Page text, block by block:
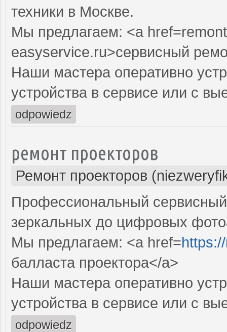
техники в Москве.
Мы предлагаем: <a
easyservice.ru>сервисный
Наши мастера оперативно
устройства в сервисе или с
odpowiedz
ремонт проекторов
Ремонт проекторов
Профессиональный
зеркальных до цифровых
Мы предлагаем: <a href=
балласта проектора</a>
Наши мастера оперативно
устройства в сервисе или с
odpowiedz